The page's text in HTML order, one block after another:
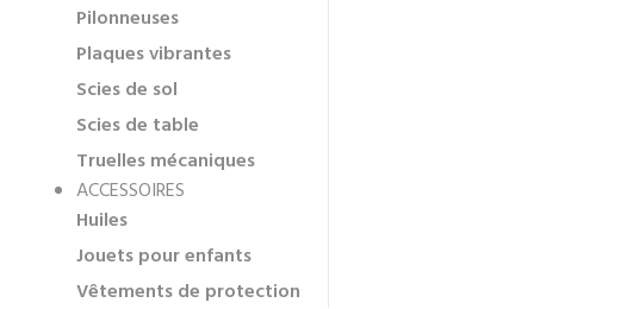
Pilonneuses
Plaques vibrantes
Scies de sol
Scies de table
Truelles mécaniques
ACCESSOIRES
Huiles
Jouets pour enfants
Vêtements de protection